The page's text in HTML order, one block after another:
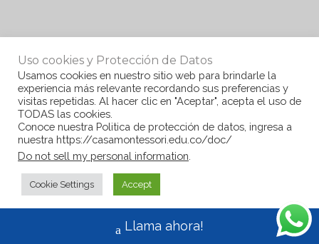
Uso cookies y Protección de Datos
Usamos cookies en nuestro sitio web para brindarle la
experiencia más relevante recordando sus preferencias y
visitas repetidas. Al hacer clic en "Aceptar", acepta el uso de
TODAS las cookies.
Conoce nuestra Politica de protección de datos, ingresa a
nuestra https://casamontessori.edu.co/doc/
Do not sell my personal information
Cookie Settings Accept
Llama ahora!